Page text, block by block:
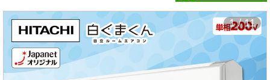
1 / 11